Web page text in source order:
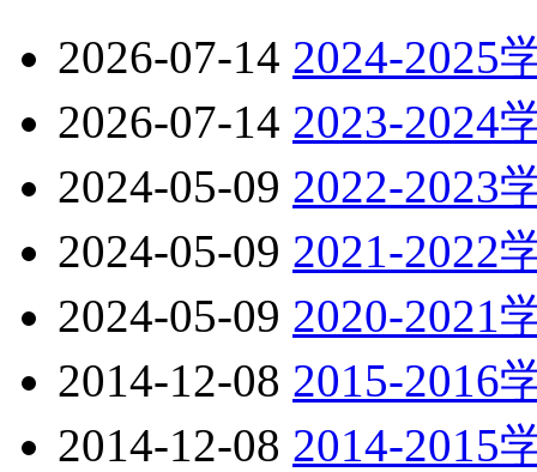
2026-07-14 2024-2025
2026-07-14 2023-2024
2024-05-09 2022-2023
2024-05-09 2021-2022
2024-05-09 2020-2021
2014-12-08 2015-2016
2014-12-08 2014-2015